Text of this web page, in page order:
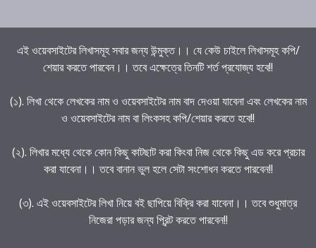
এই ওয়েবসাইটের লিখাসমূহ সবার জন্য উন্মুক্ত।। যে কেউ চাইলে লিখাসমূহ কপি/
শেয়ার করতে পারবেন।। তবে এক্ষেত্রে তিনটি শর্ত প্রযোজ্য হবে!!
(১). লিখা থেকে লেখকের নাম ও ওয়েবসাইটের নাম বাদ দেওয়া যাবেনা এবং লেখকের নাম
ও ওয়েবসাইটের নাম বা লিংকসহ কপি/শেয়ার করতে হবে!!
(২). লিখার মধ্যে থেকে কোন কিছু কাটছাট করা কিংবা নিজ থেকে কিছু এড করে প্রচার
করা যাবেনা।। তবে বানান ভুল হলে সেটা সংশোধন করতে পারবেন!!
(৩). এই ওয়েবসাইটের লিখা নিয়ে বই ছাপিয়ে বিক্রি করা যাবেনা।। তবে শুধুমাত্র
নিজেরা পড়ার জন্য প্রিন্ট করতে পারবেন!!